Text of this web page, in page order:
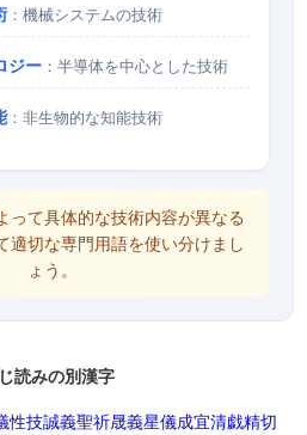
：機械システムの技術
ジー ：半導体を中心とした技術
：非生物的な知能技術
って具体的な技術内容が異なる
適切な専門用語を使い分けまし
ょう。
読みの別漢字
性技誠義聖祈晟義星儀成宜清戯精切